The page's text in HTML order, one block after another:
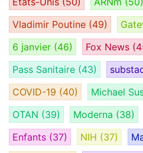
Vladimir Poutine (49)
6 janvier (46) Fox News
Pass Sanitaire (43)
COVID-19 (40) Michael
OTAN (39) Moderna (38)
Enfants (37) NIH (37)